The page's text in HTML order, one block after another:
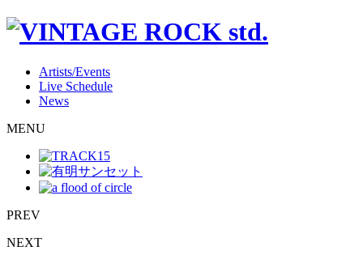
Artists/Events
Live Schedule
News
MENU
PREV
NEXT